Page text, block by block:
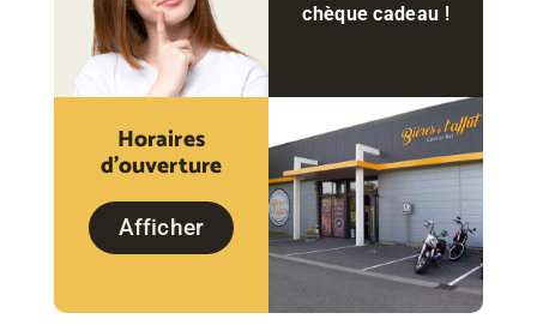
chèque cadeau !
Horaires
d'ouverture
Afficher